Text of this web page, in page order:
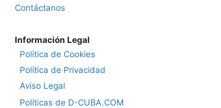
Contáctanos
Información Legal
Política de Cookies
Política de Privacidad
Aviso Legal
Políticas de D-CUBA.COM